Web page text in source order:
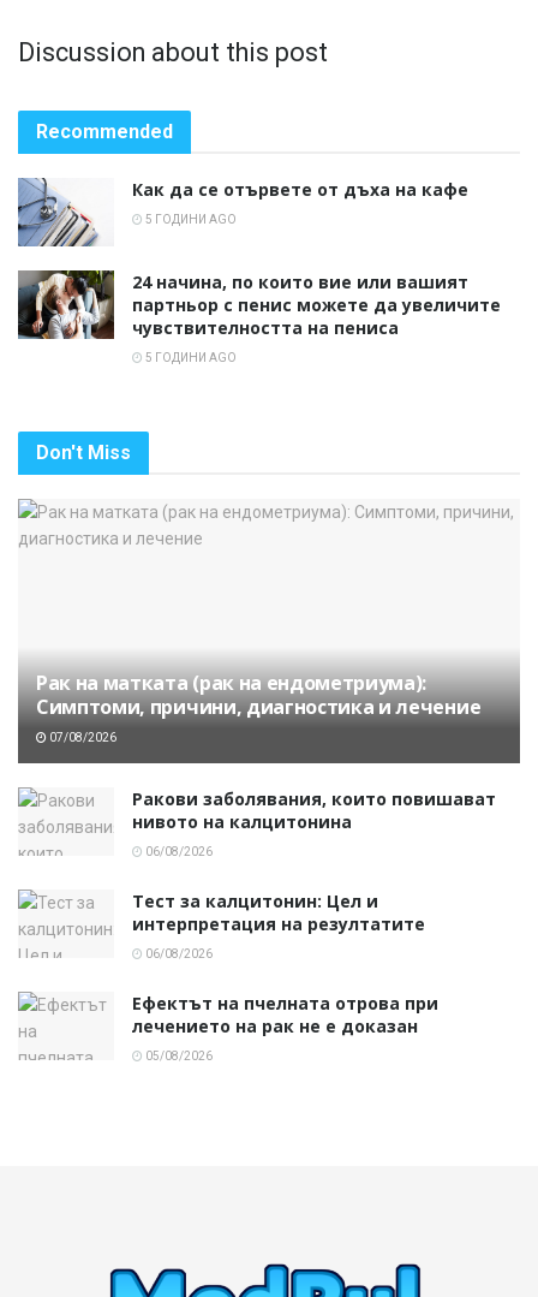
Discussion about this post
Recommended
Как да се отървете от дъха на кафе
5 ГОДИНИ AGO
24 начина, по които вие или вашият
партньор с пенис можете да увеличите
чувствителността на пениса
5 ГОДИНИ AGO
Don't Miss
Рак на матката (рак на ендометриума):
Симптоми, причини, диагностика и лечение
07/08/2026
Ракови заболявания, които повишават
нивото на калцитонина
06/08/2026
Тест за калцитонин: Цел и
интерпретация на резултатите
06/08/2026
Ефектът на пчелната отрова при
лечението на рак не е доказан
05/08/2026